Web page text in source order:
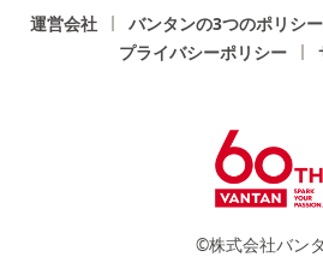
運営会社 バンタンの3つのポリシー
プライバシーポリシー
©株式会社バン